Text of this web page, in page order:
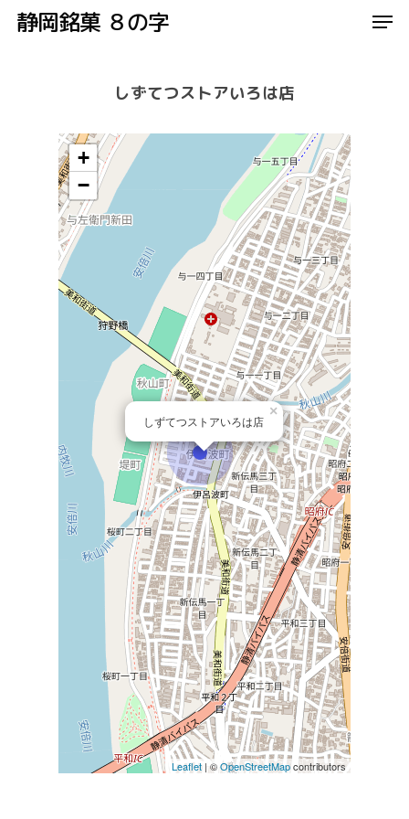
Skip静岡銘菓 ８の字
しずてつストアいろは店
しずてつストアいろは店
×
+
−
Leaflet| ©OpenStreetMapcontributors